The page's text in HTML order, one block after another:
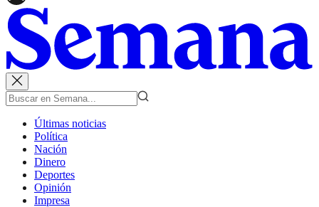
Últimas noticias
Política
Nación
Dinero
Deportes
Opinión
Impresa